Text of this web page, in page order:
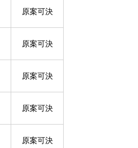
原案可決
原案可決
原案可決
原案可決
原案可決